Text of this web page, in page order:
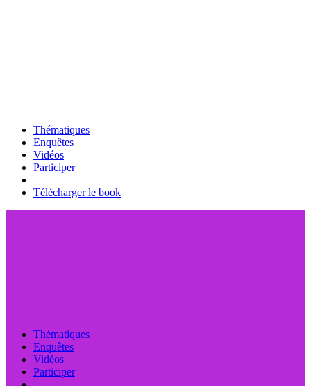
Thématiques
Enquêtes
Vidéos
Participer
Télécharger le book
Thématiques
Enquêtes
Vidéos
Participer